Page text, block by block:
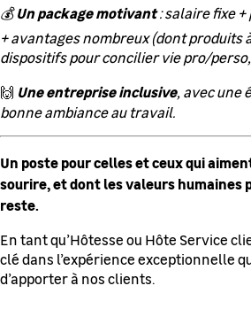
💰Un package motivant: salaire fixe
+ avantages nombreux (dont produits
dispositifs pour concilier vie pro/
🙌 Une entreprise inclusive, avec une
bonne ambiance au travail.
Un poste pour celles et ceux qui
sourire, et dont les valeurs humaines
reste.
En tant qu’Hôtesse ou Hôte Service
clé dans l’expérience exceptionnelle
d’apporter à nos clients.